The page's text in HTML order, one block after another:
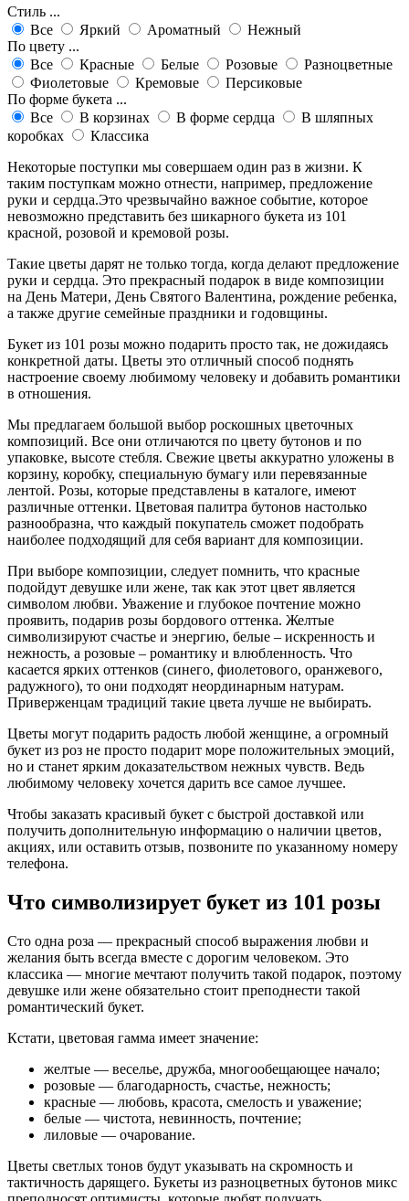
Стиль ...
Все
Яркий Ароматный
Нежный
По цвету ...
Все
Красные Белые Розовые
Разноцветные
Фиолетовые
Кремовые
Персиковые
По форме букета ...
Все
В корзинах В форме сердца
В шляпных
коробках
Классика
Некоторые поступки мы совершаем один раз в жизни. К
таким поступкам можно отнести, например, предложение
руки и сердца.Это чрезвычайно важное событие, которое
невозможно представить без шикарного букета из 101
красной, розовой и кремовой розы.
Такие цветы дарят не только тогда, когда делают предложение
руки и сердца. Это прекрасный подарок в виде композиции
на День Матери, День Святого Валентина, рождение ребенка,
а также другие семейные праздники и годовщины.
Букет из 101 розы можно подарить просто так, не дожидаясь
конкретной даты. Цветы это отличный способ поднять
настроение своему любимому человеку и добавить романтики
в отношения.
Мы предлагаем большой выбор роскошных цветочных
композиций. Все они отличаются по цвету бутонов и по
упаковке, высоте стебля. Свежие цветы аккуратно уложены в
корзину, коробку, специальную бумагу или перевязанные
лентой. Розы, которые представлены в каталоге, имеют
различные оттенки. Цветовая палитра бутонов настолько
разнообразна, что каждый покупатель сможет подобрать
наиболее подходящий для себя вариант для композиции.
При выборе композиции, следует помнить, что красные
подойдут девушке или жене, так как этот цвет является
символом любви. Уважение и глубокое почтение можно
проявить, подарив розы бордового оттенка. Желтые
символизируют счастье и энергию, белые – искренность и
нежность, а розовые – романтику и влюбленность. Что
касается ярких оттенков (синего, фиолетового, оранжевого,
радужного), то они подходят неординарным натурам.
Приверженцам традиций такие цвета лучше не выбирать.
Цветы могут подарить радость любой женщине, а огромный
букет из роз не просто подарит море положительных эмоций,
но и станет ярким доказательством нежных чувств. Ведь
любимому человеку хочется дарить все самое лучшее.
Чтобы заказать красивый букет с быстрой доставкой или
получить дополнительную информацию о наличии цветов,
акциях, или оставить отзыв, позвоните по указанному номеру
телефона.
Что символизирует букет из 101 розы
Сто одна роза — прекрасный способ выражения любви и
желания быть всегда вместе с дорогим человеком. Это
классика — многие мечтают получить такой подарок, поэтому
девушке или жене обязательно стоит преподнести такой
романтический букет.
Кстати, цветовая гамма имеет значение:
желтые — веселье, дружба, многообещающее начало;
розовые — благодарность, счастье, нежность;
красные — любовь, красота, смелость и уважение;
белые — чистота, невинность, почтение;
лиловые — очарование.
Цветы светлых тонов будут указывать на скромность и
тактичность дарящего. Букеты из разноцветных бутонов микс